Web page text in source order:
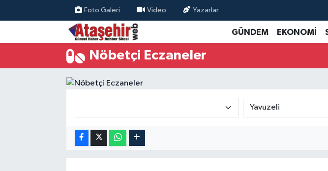
Foto Galeri Video Yazarlar
GÜNDEM EKONOMİ
Nöbetçi Eczaneler
Hava Durumu
Trafik Durumu
Süper Lig Puan Durumu ve Fikstür
Son Dakika Haberleri